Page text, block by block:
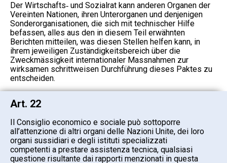
Der Wirtschafts‑ und Sozialrat kann anderen Organen der
Vereinten Nationen, ihren Unterorganen und denjenigen
Sonderorganisationen, die sich mit technischer Hilfe
befassen, alles aus den in diesem Teil erwähnten
Berichten mitteilen, was diesen Stellen helfen kann, in
ihrem jeweiligen Zuständigkeitsbereich über die
Zweckmässigkeit internationaler Massnahmen zur
wirksamen schrittweisen Durchführung dieses Paktes zu
entscheiden.
Art. 22
Il Consiglio economico e sociale può sottoporre
all’attenzione di altri organi delle Nazioni Unite, dei loro
organi sussidiari e degli istituti specializzati
competenti a prestare assistenza tecnica, qualsiasi
questione risultante dai rapporti menzionati in questa